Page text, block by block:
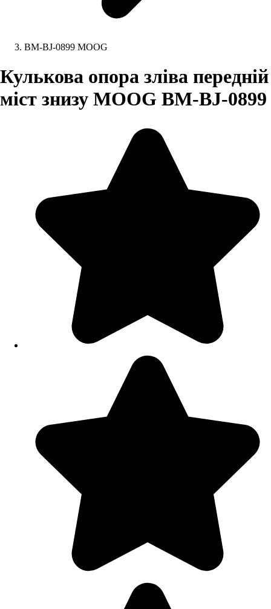
BM-BJ-0899 MOOG
Кулькова опора зліва передній
міст знизу MOOG BM-BJ-0899